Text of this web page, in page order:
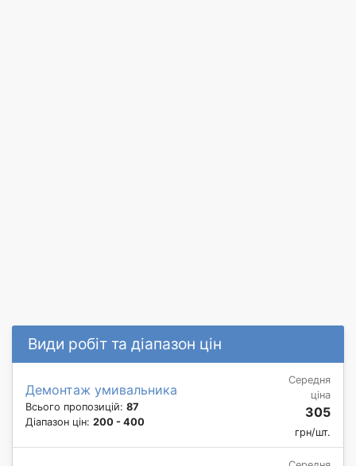
Види робіт та діапазон цін
Демонтаж умивальника
Всього пропозицій: 87
Діапазон цін: 200 - 400
Середня
ціна
305
грн/шт.